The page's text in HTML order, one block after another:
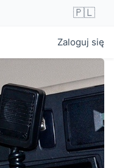
🇵🇱
Zaloguj się